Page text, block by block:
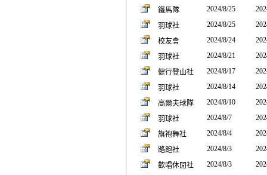
鐵馬隊
2024/8/25
羽球社
2024/8/25
校友會
2024/8/24
羽球社
2024/8/21
健行登山社
2024/8/17
羽球社
2024/8/14
高爾夫球隊
2024/8/10
羽球社
2024/8/7
旗袍舞社
2024/8/4
路跑社
2024/8/3
歡唱休閒社
2024/8/3